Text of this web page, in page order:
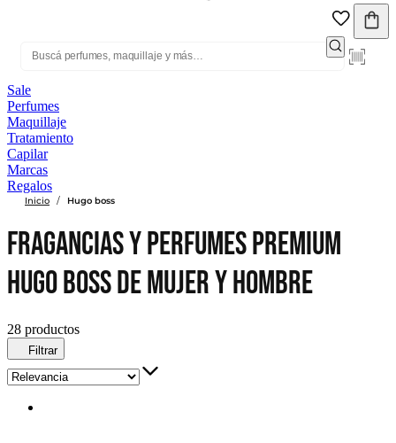
Sale
Perfumes
Maquillaje
Tratamiento
Capilar
Marcas
Regalos
Inicio / Hugo boss
Fragancias y Perfumes Premium
Hugo Boss de Mujer y Hombre
28 productos
Filtrar